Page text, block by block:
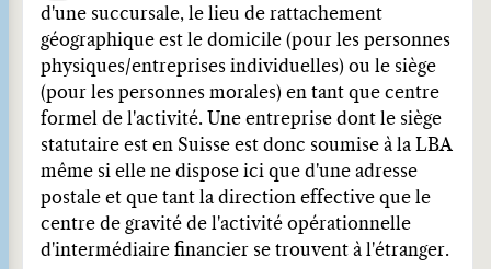
d'une succursale, le lieu de rattachement
géographique est le domicile (pour les personnes
physiques/entreprises individuelles) ou le siège
(pour les personnes morales) en tant que centre
formel de l'activité. Une entreprise dont le siège
statutaire est en Suisse est donc soumise à la LBA
même si elle ne dispose ici que d'une adresse
postale et que tant la direction effective que le
centre de gravité de l'activité opérationnelle
d'intermédiaire financier se trouvent à l'étranger.